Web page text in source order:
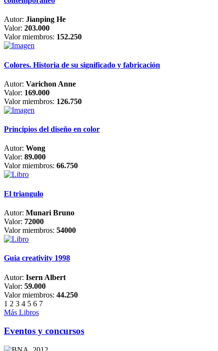
Autor: Jianping He
Valor: 203.000
Valor miembros: 152.250
Colores. Historia de su significado y fabricación
Autor: Varichon Anne
Valor: 169.000
Valor miembros: 126.750
Principios del diseño en color
Autor: Wong
Valor: 89.000
Valor miembros: 66.750
El triangulo
Autor: Munari Bruno
Valor: 72000
Valor miembros: 54000
Guia creativity 1998
Autor: Isern Albert
Valor: 59.000
Valor miembros: 44.250
1 2 3 4 5 6 7
Más Libros
Eventos y concursos